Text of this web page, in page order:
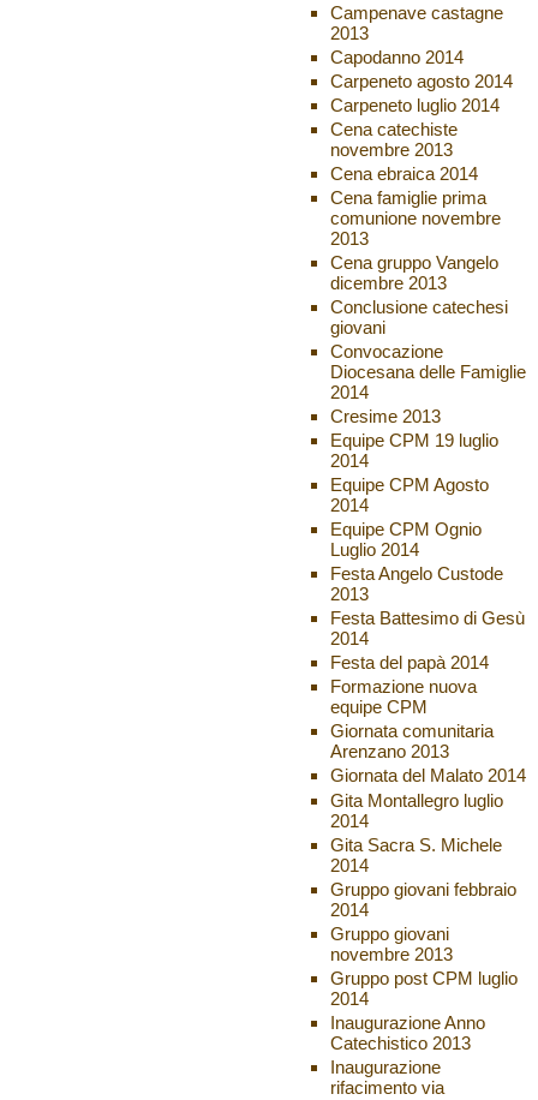
Campenave castagne
2013
Capodanno 2014
Carpeneto agosto 2014
Carpeneto luglio 2014
Cena catechiste
novembre 2013
Cena ebraica 2014
Cena famiglie prima
comunione novembre
2013
Cena gruppo Vangelo
dicembre 2013
Conclusione catechesi
giovani
Convocazione
Diocesana delle Famiglie
2014
Cresime 2013
Equipe CPM 19 luglio
2014
Equipe CPM Agosto
2014
Equipe CPM Ognio
Luglio 2014
Festa Angelo Custode
2013
Festa Battesimo di Gesù
2014
Festa del papà 2014
Formazione nuova
equipe CPM
Giornata comunitaria
Arenzano 2013
Giornata del Malato 2014
Gita Montallegro luglio
2014
Gita Sacra S. Michele
2014
Gruppo giovani febbraio
2014
Gruppo giovani
novembre 2013
Gruppo post CPM luglio
2014
Inaugurazione Anno
Catechistico 2013
Inaugurazione
rifacimento via